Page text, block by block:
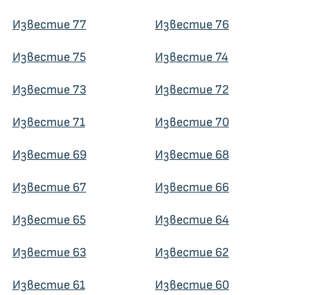
Известие 77 Известие 76
Известие 75 Известие 74
Известие 73 Известие 72
Известие 71 Известие 70
Известие 69 Известие 68
Известие 67 Известие 66
Известие 65 Известие 64
Известие 63 Известие 62
Известие 61 Известие 60